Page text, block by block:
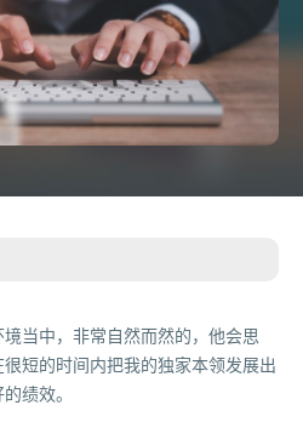
当中，非常自然而然的，他会思
短的时间内把我的独家本领发展出
绩效。